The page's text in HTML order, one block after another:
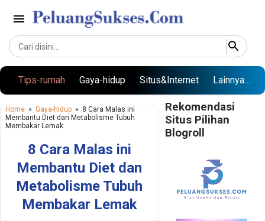
Langsung ke konten utama
Tips-rumah Gaya-hidup Situs&Internet Lainnya…
Home » Gaya-hidup » 8 Cara Malas ini
Membantu Diet dan Metabolisme Tubuh
Membakar Lemak
8 Cara Malas ini
Membantu Diet dan
Metabolisme Tubuh
Membakar Lemak
Rekomendasi
Situs Pilihan
Blogroll